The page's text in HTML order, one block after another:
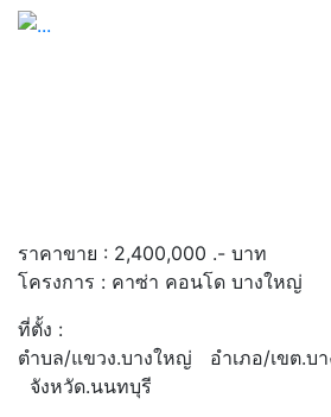
ราคาขาย : 2,400,000 .- บาท
โครงการ : คาซ่า คอนโด บางใหญ่
ที่ตั้ง :
ตำบล/แขวง.บางใหญ่ อำเภอ/เขต.บ
จังหวัด.นนทบุรี